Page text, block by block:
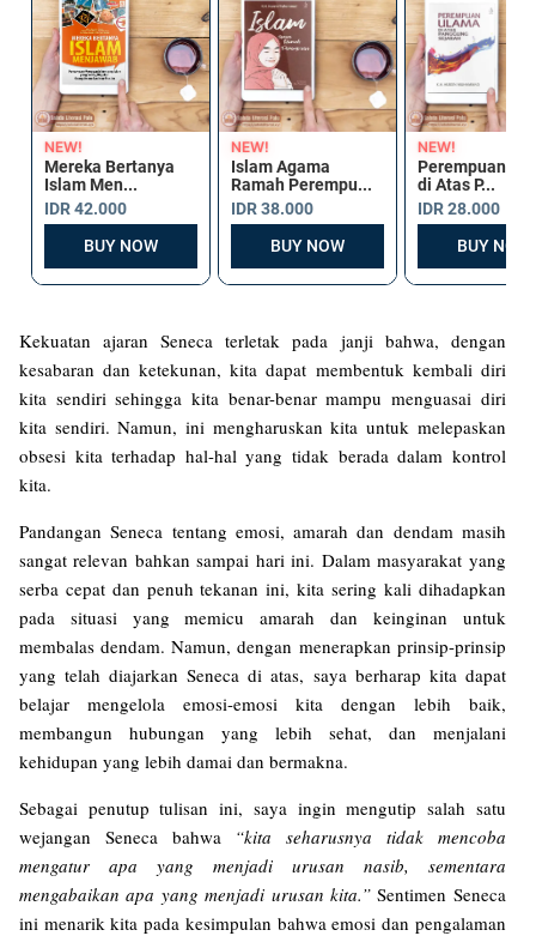
Kekuatan ajaran Seneca terletak pada janji bahwa, dengan
kesabaran dan ketekunan, kita dapat membentuk kembali diri
kita sendiri sehingga kita benar-benar mampu menguasai diri
kita sendiri. Namun, ini mengharuskan kita untuk melepaskan
obsesi kita terhadap hal-hal yang tidak berada dalam kontrol
kita.
Pandangan Seneca tentang emosi, amarah dan dendam masih
sangat relevan bahkan sampai hari ini. Dalam masyarakat yang
serba cepat dan penuh tekanan ini, kita sering kali dihadapkan
pada situasi yang memicu amarah dan keinginan untuk
membalas dendam. Namun, dengan menerapkan prinsip-prinsip
yang telah diajarkan Seneca di atas, saya berharap kita dapat
belajar mengelola emosi-emosi kita dengan lebih baik,
membangun hubungan yang lebih sehat, dan menjalani
kehidupan yang lebih damai dan bermakna.
Sebagai penutup tulisan ini, saya ingin mengutip salah satu
wejangan Seneca bahwa “kita seharusnya tidak mencoba
mengatur apa yang menjadi urusan nasib, sementara
mengabaikan apa yang menjadi urusan kita.” Sentimen Seneca
ini menarik kita pada kesimpulan bahwa emosi dan pengalaman